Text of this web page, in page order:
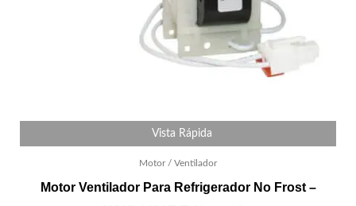
Vista Rápida
Motor / Ventilador
Motor Ventilador Para Refrigerador No Frost –